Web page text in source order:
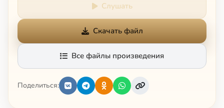
Слушать
Скачать файл
Все файлы произведения
Поделиться: